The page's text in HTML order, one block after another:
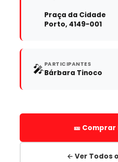
Praça da Cidade
Porto, 4149-001
🎤PARTICIPANTES
Bárbara Tinoco
🎫 Comprar
← Ver Todos